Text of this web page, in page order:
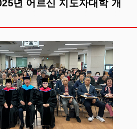
년 어르신 지도자대학 개